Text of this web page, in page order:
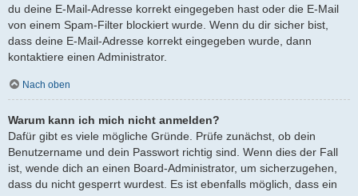
du deine E-Mail-Adresse korrekt eingegeben hast oder die E-Mail
von einem Spam-Filter blockiert wurde. Wenn du dir sicher bist,
dass deine E-Mail-Adresse korrekt eingegeben wurde, dann
kontaktiere einen Administrator.
Nach oben
Warum kann ich mich nicht anmelden?
Dafür gibt es viele mögliche Gründe. Prüfe zunächst, ob dein
Benutzername und dein Passwort richtig sind. Wenn dies der Fall
ist, wende dich an einen Board-Administrator, um sicherzugehen,
dass du nicht gesperrt wurdest. Es ist ebenfalls möglich, dass ein